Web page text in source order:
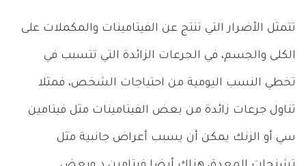
تتمثل الأضرار التي تنتج عن الفيتامينات والمكملات على
الكلى والجسم، في الجرعات الزائدة التي تتسبب في
تخطي النسب اليومية من احتياجات الشخص، فمثلا
تناول جرعات زائدة من بعض الفيتامينات مثل فيتامين
سي أو الزنك يمكن أن يسبب أعراض جانبية مثل